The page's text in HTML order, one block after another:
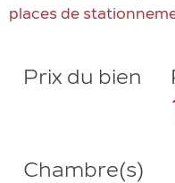
Prix du bien
Chambre(s)